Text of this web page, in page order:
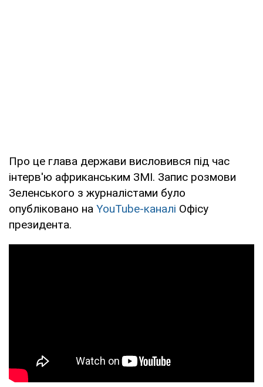
Про це глава держави висловився під час
інтерв'ю африканським ЗМІ. Запис розмови
Зеленського з журналістами було
опубліковано на YouTube-каналі Офісу
президента.